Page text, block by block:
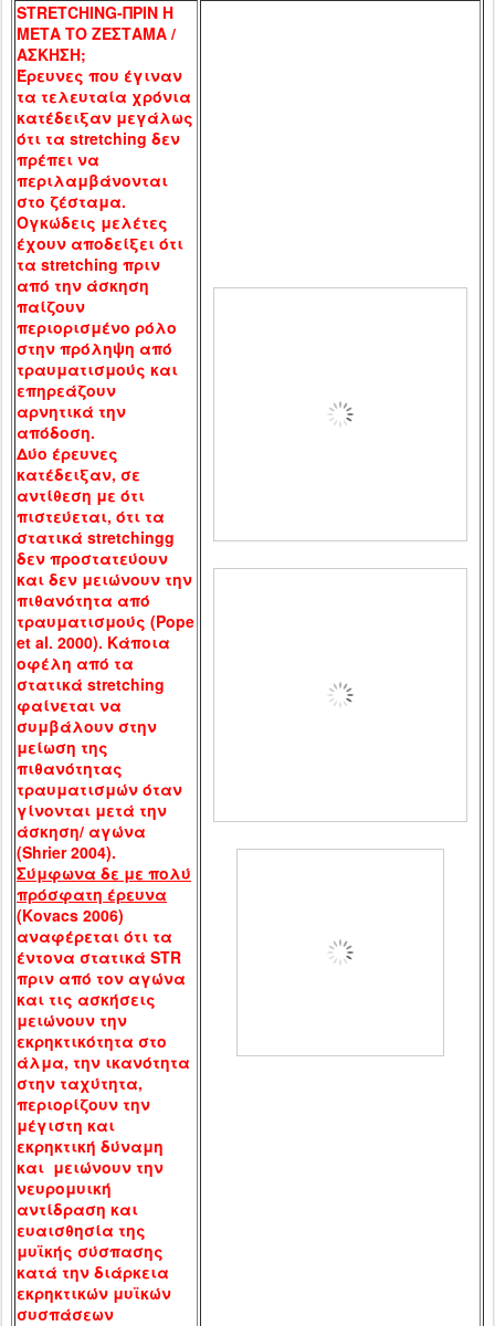
STRETCHING-ΠΡΙΝ Η
ΜΕΤΑ ΤΟ ΖΕΣΤΑΜΑ /
ΑΣΚΗΣΗ;
Έρευνες που έγιναν
τα τελευταία χρόνια
κατέδειξαν μεγάλως
ότι τα stretching δεν
πρέπει να
περιλαμβάνονται
στο ζέσταμα.
Ογκώδεις μελέτες
έχουν αποδείξει ότι
τα stretching πριν
από την άσκηση
παίζουν
περιορισμένο ρόλο
στην πρόληψη από
τραυματισμούς και
επηρεάζουν
αρνητικά την
απόδοση.
Δύο έρευνες
κατέδειξαν, σε
αντίθεση με ότι
πιστεύεται, ότι τα
στατικά stretchingg
δεν προστατεύουν
και δεν μειώνουν την
πιθανότητα από
τραυματισμούς (Pope
et al. 2000). Κάποια
οφέλη από τα
στατικά stretching
φαίνεται να
συμβάλουν στην
μείωση της
πιθανότητας
τραυματισμών όταν
γίνονται μετά την
άσκηση/ αγώνα
(Shrier2004).
Σύμφωνα δε με πολύ
πρόσφατη έρευνα
(Kovacs 2006)
αναφέρεται ότι τα
έντονα στατικά STR
πριν από τον αγώνα
και τις ασκήσεις
μειώνουν την
εκρηκτικότητα στο
άλμα, την ικανότητα
στην ταχύτητα,
περιορίζουν την
μέγιστη και
εκρηκτική δύναμη
και μειώνουν την
νευρομυική
αντίδραση και
ευαισθησία της
μυϊκής σύσπασης
κατά την διάρκεια
εκρηκτικών μυϊκών
συσπάσεων